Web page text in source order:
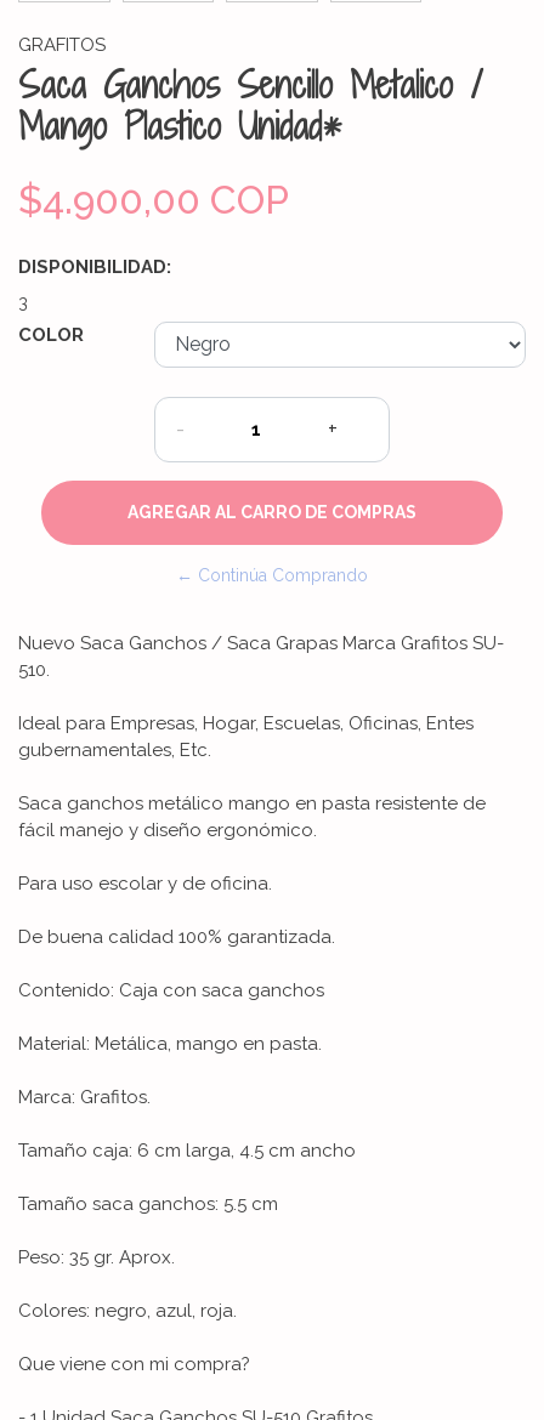
GRAFITOS
Saca Ganchos Sencillo Metalico /
Mango Plastico Unidad*
$4.900,00 COP
DISPONIBILIDAD:
3
COLOR
- +
← Continúa Comprando
Nuevo Saca Ganchos / Saca Grapas Marca Grafitos SU-
510.
Ideal para Empresas, Hogar, Escuelas, Oficinas, Entes
gubernamentales, Etc.
Saca ganchos metálico mango en pasta resistente de
fácil manejo y diseño ergonómico.
Para uso escolar y de oficina.
De buena calidad 100% garantizada.
Contenido: Caja con saca ganchos
Material: Metálica, mango en pasta.
Marca: Grafitos.
Tamaño caja: 6 cm larga, 4.5 cm ancho
Tamaño saca ganchos: 5.5 cm
Peso: 35 gr. Aprox.
Colores: negro, azul, roja.
Que viene con mi compra?